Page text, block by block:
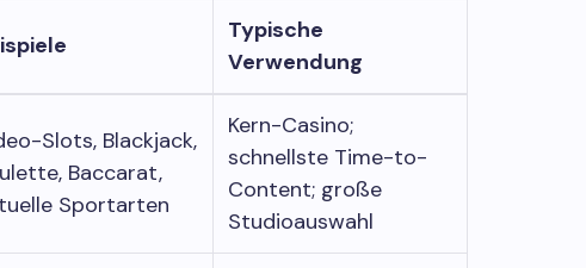
Typische
Verwendung
Slots, Blackjack,
Baccarat,
Sportarten
Kern-Casino;
schnellste Time-to-
Content; große
Studioauswahl